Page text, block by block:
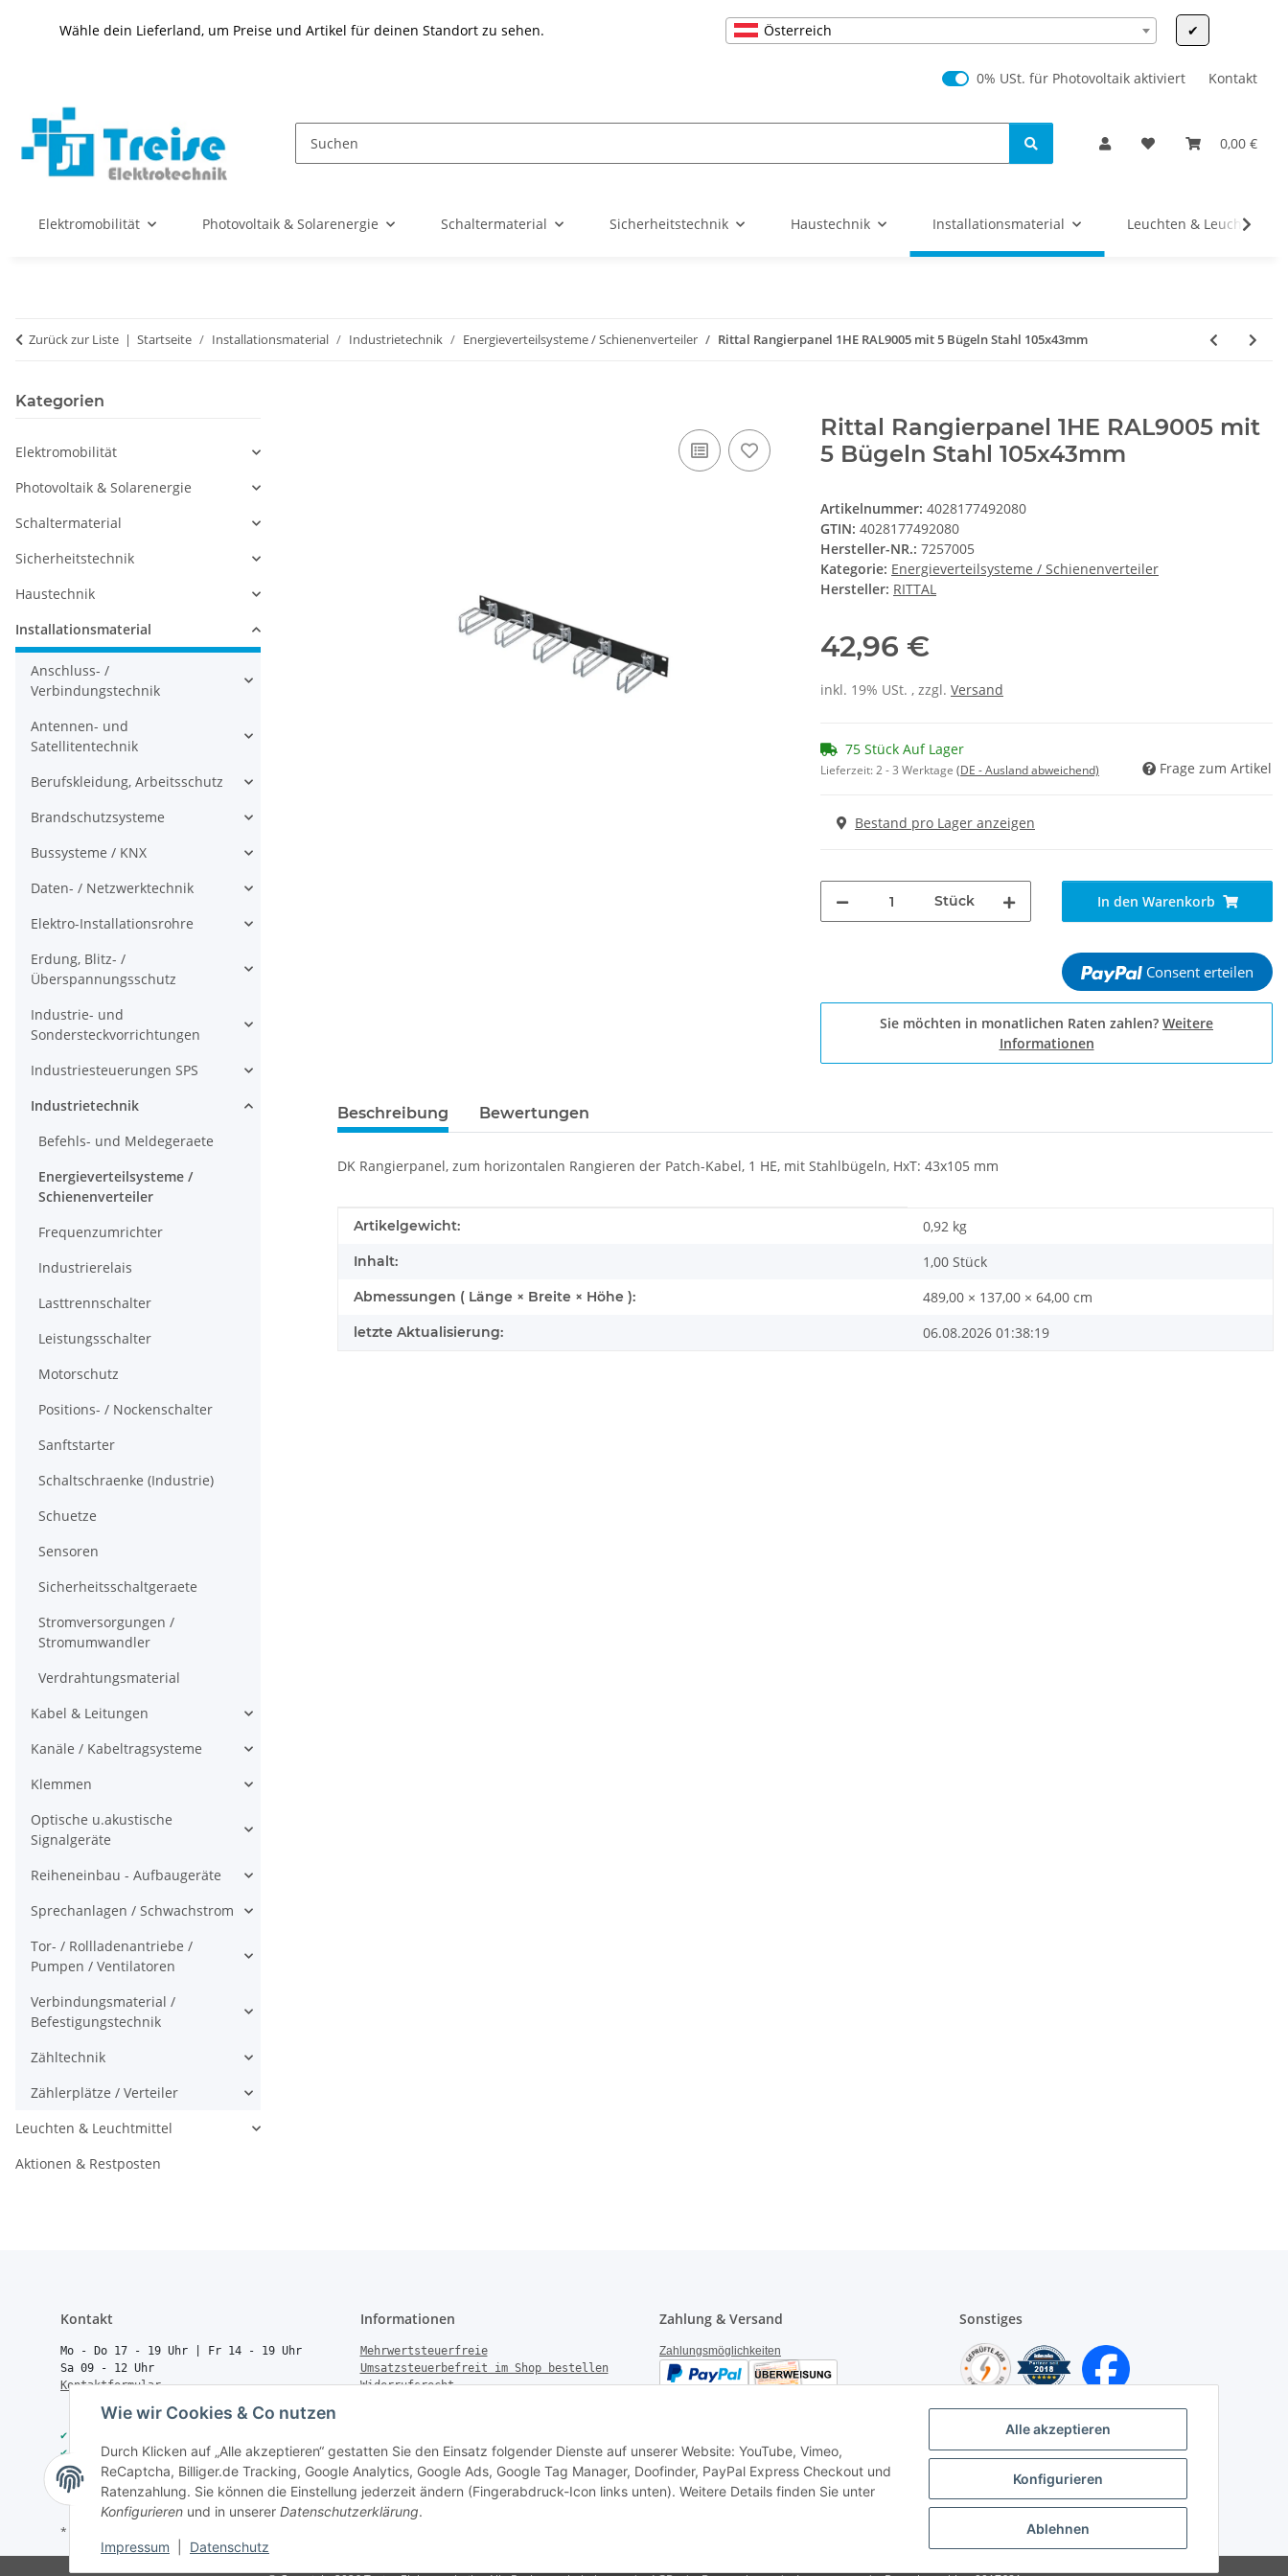
Alle akzeptieren
Konfigurieren
Ablehnen
Wie wir Cookies & Co nutzen
Durch Klicken auf „Alle akzeptieren“ gestatten Sie den Einsatz folgender Dienste auf unserer Website: YouTube, Vimeo,
ReCaptcha, Billiger.de Tracking, Google Analytics, Google Ads, Google Tag Manager, Doofinder, PayPal Express Checkout und
Ratenzahlung. Sie können die Einstellung jederzeit ändern (Fingerabdruck-Icon links unten). Weitere Details finden Sie unter
Konfigurieren und in unserer Datenschutzerklärung.
Impressum Datenschutz
Wähle dein Lieferland, um Preise und Artikel für deinen Standort zu sehen. Österreich ✔
0% USt. für Photovoltaik (§ 12 Abs. 3 UStG)
0% USt. für Photovoltaik aktiviert Kontakt
0,00 €
Elektromobilität Photovoltaik & Solarenergie Schaltermaterial Sicherheitstechnik Haustechnik Installationsmaterial Leuchten & Leuchtmittel
Zurück zur Liste Startseite Installationsmaterial Industrietechnik Energieverteilsysteme / Schienenverteiler Rittal Rangierpanel 1HE RAL9005 mit 5 Bügeln Stahl 105x43mm
Rittal Rangierpanel 1HE RAL9005 mit
5 Bügeln Stahl 105x43mm
Artikelnummer: 4028177492080
GTIN: 4028177492080
Hersteller-NR.: 7257005
Kategorie: Energieverteilsysteme / Schienenverteiler
Hersteller: RITTAL
42,96 €
inkl. 19% USt. , zzgl. Versand
75 Stück Auf Lager
Lieferzeit:2 - 3 Werktage (DE - Ausland abweichend) Frage zum Artikel
Bestand pro Lager anzeigen
Stück In den Warenkorb
Consent erteilen
Sie möchten in monatlichen Raten zahlen? Weitere
Informationen
Beschreibung Bewertungen
DK Rangierpanel, zum horizontalen Rangieren der Patch-Kabel, 1 HE, mit Stahlbügeln, HxT: 43x105 mm
Produkteigenschaft
Wert
Artikelgewicht: 0,92 kg
Inhalt: 1,00 Stück
Abmessungen ( Länge × Breite × Höhe ): 489,00 × 137,00 × 64,00 cm
letzte Aktualisierung: 06.08.2026 01:38:19
Kategorien
Elektromobilität
Photovoltaik & Solarenergie
Schaltermaterial
Sicherheitstechnik
Haustechnik
Installationsmaterial
Anschluss- /
Verbindungstechnik
Antennen- und
Satellitentechnik
Berufskleidung, Arbeitsschutz
Brandschutzsysteme
Bussysteme / KNX
Daten- / Netzwerktechnik
Elektro-Installationsrohre
Erdung, Blitz- /
Überspannungsschutz
Industrie- und
Sondersteckvorrichtungen
Industriesteuerungen SPS
Industrietechnik
Befehls- und Meldegeraete
Energieverteilsysteme /
Schienenverteiler
Frequenzumrichter
Industrierelais
Lasttrennschalter
Leistungsschalter
Motorschutz
Positions- / Nockenschalter
Sanftstarter
Schaltschraenke (Industrie)
Schuetze
Sensoren
Sicherheitsschaltgeraete
Stromversorgungen /
Stromumwandler
Verdrahtungsmaterial
Kabel & Leitungen
Kanäle / Kabeltragsysteme
Klemmen
Optische u.akustische
Signalgeräte
Reiheneinbau - Aufbaugeräte
Sprechanlagen / Schwachstrom
Tor- / Rollladenantriebe /
Pumpen / Ventilatoren
Verbindungsmaterial /
Befestigungstechnik
Zähltechnik
Zählerplätze / Verteiler
Leuchten & Leuchtmittel
Aktionen & Restposten
Kontakt
Mo - Do 17 - 19 Uhr | Fr 14 - 19 Uhr
Sa 09 - 12 Uhr
Kontaktformular
✔
✔
Trusted Shops zertifiziert
✔ Schneller Versand
✔ Persönliche Fachberatung
Informationen
Mehrwertsteuerfreie
Umsatzsteuerbefreit im Shop bestellen
Widerrufsrecht
Geld zurück Garantie
Über uns
FAQ
Zahlung & Versand
Zahlungsmöglichkeiten
Sonstiges
* Alle Preise inkl. gesetzlicher USt., zzgl.